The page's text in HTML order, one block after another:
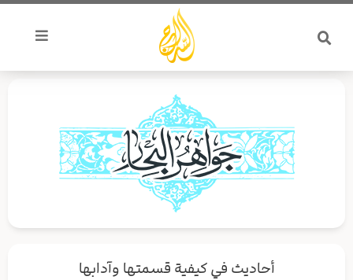
تخطي
المحتوى
أحاديث في كيفية قسمتها وآدابها